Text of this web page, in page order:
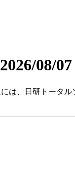
08/
は、日研トータ